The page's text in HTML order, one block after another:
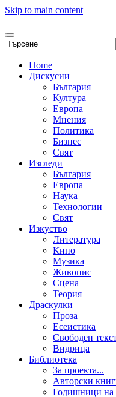
Skip to main content
Home
Дискусии
България
Култура
Европа
Мнения
Политика
Бизнес
Свят
Изгледи
България
Европа
Наука
Технологии
Свят
Изкуство
Литература
Кино
Музика
Живопис
Сцена
Теория
Драскулки
Проза
Есеистика
Свободен
Видрица
Библиотека
За проекта...
Авторски
Годишници на